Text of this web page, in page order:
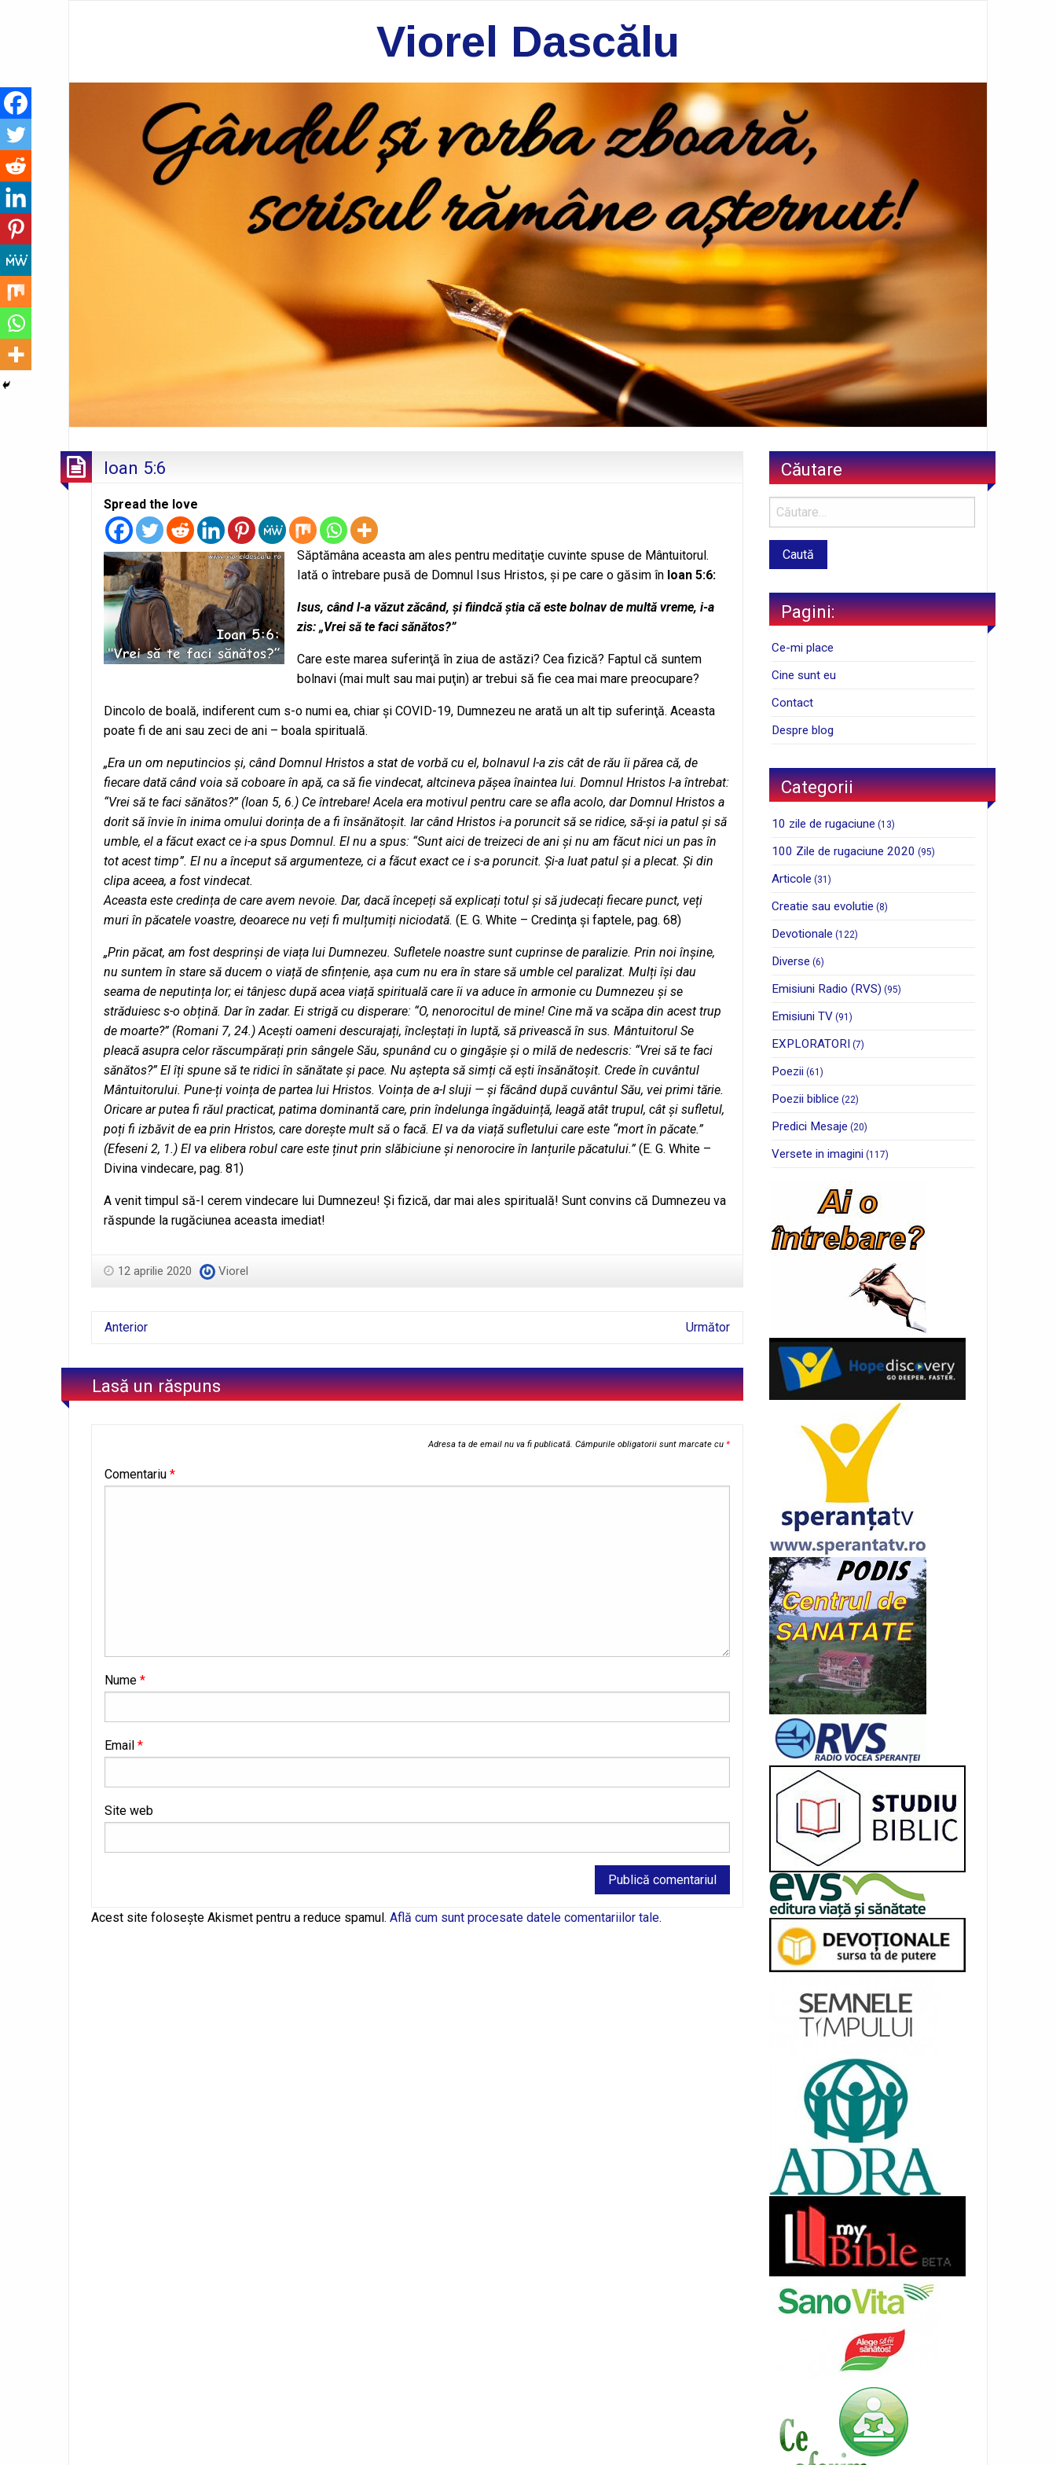
Viorel Dascălu
Ioan 5:6
Spread the love
Săptămâna aceasta am ales pentru meditaţie cuvinte spuse de Mântuitorul.
Iată o întrebare pusă de Domnul Isus Hristos, şi pe care o găsim în Ioan 5:6:
Isus, când l-a văzut zăcând, și fiindcă știa că este bolnav de multă vreme, i-a
zis: „Vrei să te faci sănătos?”
Care este marea suferinţă în ziua de astăzi? Cea fizică? Faptul că suntem
bolnavi (mai mult sau mai puţin) ar trebui să fie cea mai mare preocupare?
Dincolo de boală, indiferent cum s-o numi ea, chiar şi COVID-19, Dumnezeu ne arată un alt tip suferinţă. Aceasta
poate fi de ani sau zeci de ani – boala spirituală.
„Era un om neputincios și, când Domnul Hristos a stat de vorbă cu el, bolnavul I-a zis cât de rău îi părea că, de
fiecare dată când voia să coboare în apă, ca să fie vindecat, altcineva pășea înaintea lui. Domnul Hristos l-a întrebat:
“Vrei să te faci sănătos?” (Ioan 5, 6.) Ce întrebare! Acela era motivul pentru care se afla acolo, dar Domnul Hristos a
dorit să învie în inima omului dorința de a fi însănătoșit. Iar când Hristos i-a poruncit să se ridice, să-și ia patul și să
umble, el a făcut exact ce i-a spus Domnul. El nu a spus: “Sunt aici de treizeci de ani și nu am făcut nici un pas în
tot acest timp”. El nu a început să argumenteze, ci a făcut exact ce i s-a poruncit. Și-a luat patul și a plecat. Și din
clipa aceea, a fost vindecat.
Aceasta este credința de care avem nevoie. Dar, dacă începeți să explicați totul și să judecați fiecare punct, veți
muri în păcatele voastre, deoarece nu veți fi mulțumiți niciodată. (E. G. White – Credinţa şi faptele, pag. 68)
„Prin păcat, am fost desprinși de viața lui Dumnezeu. Sufletele noastre sunt cuprinse de paralizie. Prin noi înșine,
nu suntem în stare să ducem o viață de sfințenie, așa cum nu era în stare să umble cel paralizat. Mulți își dau
seama de neputința lor; ei tânjesc după acea viață spirituală care îi va aduce în armonie cu Dumnezeu și se
străduiesc s-o obțină. Dar în zadar. Ei strigă cu disperare: “O, nenorocitul de mine! Cine mă va scăpa din acest trup
de moarte?” (Romani 7, 24.) Acești oameni descurajați, încleștați în luptă, să privească în sus. Mântuitorul Se
pleacă asupra celor răscumpărați prin sângele Său, spunând cu o gingășie și o milă de nedescris: “Vrei să te faci
sănătos?” El îți spune să te ridici în sănătate și pace. Nu aștepta să simți că ești însănătoșit. Crede în cuvântul
Mântuitorului. Pune-ți voința de partea lui Hristos. Voința de a-I sluji — și făcând după cuvântul Său, vei primi tărie.
Oricare ar putea fi răul practicat, patima dominantă care, prin îndelunga îngăduință, leagă atât trupul, cât și sufletul,
poți fi izbăvit de ea prin Hristos, care dorește mult să o facă. El va da viață sufletului care este “mort în păcate.”
(Efeseni 2, 1.) El va elibera robul care este ținut prin slăbiciune și nenorocire în lanțurile păcatului.”(E. G. White –
Divina vindecare, pag. 81)
A venit timpul să-I cerem vindecare lui Dumnezeu! Şi fizică, dar mai ales spirituală! Sunt convins că Dumnezeu va
răspunde la rugăciunea aceasta imediat!
12 aprilie 2020 Viorel
Anterior Următor
Lasă un răspuns
Adresa ta de email nu va fi publicată. Câmpurile obligatorii sunt marcate cu *
Comentariu *
Nume *
Email *
Site web
Alternative:
Acest site folosește Akismet pentru a reduce spamul. Află cum sunt procesate datele comentariilor tale.
Căutare
Pagini:
Ce-mi place
Cine sunt eu
Contact
Despre blog
Categorii
10 zile de rugaciune (13)
100 Zile de rugaciune 2020 (95)
Articole (31)
Creatie sau evolutie (8)
Devotionale (122)
Diverse (6)
Emisiuni Radio (RVS) (95)
Emisiuni TV (91)
EXPLORATORI (7)
Poezii (61)
Poezii biblice (22)
Predici Mesaje (20)
Versete in imagini (117)